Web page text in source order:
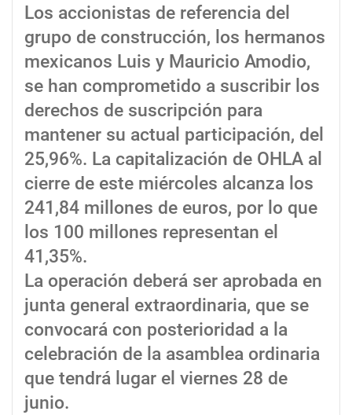
Los accionistas de referencia del
grupo de construcción, los hermanos
mexicanos Luis y Mauricio Amodio,
se han comprometido a suscribir los
derechos de suscripción para
mantener su actual participación, del
25,96%. La capitalización de OHLA al
cierre de este miércoles alcanza los
241,84 millones de euros, por lo que
los 100 millones representan el
41,35%.
La operación deberá ser aprobada en
junta general extraordinaria, que se
convocará con posterioridad a la
celebración de la asamblea ordinaria
que tendrá lugar el viernes 28 de
junio.